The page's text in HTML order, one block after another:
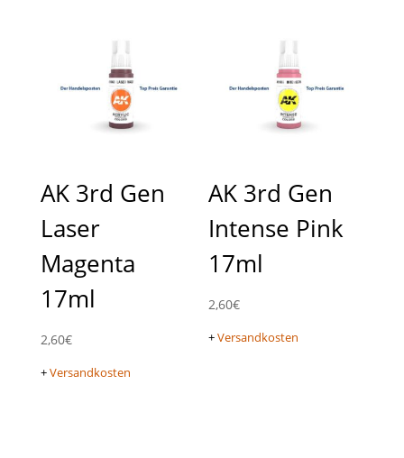
AK 3rd Gen
Laser
Magenta
17ml
2,60€
+Versandkosten
AK 3rd Gen
Intense Pink
17ml
2,60€
+Versandkosten